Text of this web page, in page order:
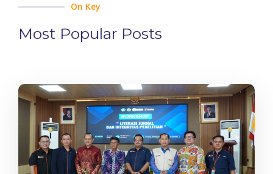
On Key
Most Popular Posts